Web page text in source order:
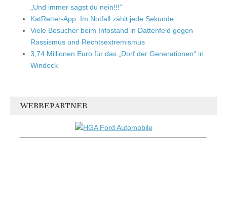
„Und immer sagst du nein!!!“
KatRetter-App: Im Notfall zählt jede Sekunde
Viele Besucher beim Infostand in Dattenfeld gegen
Rassismus und Rechtsextremismus
3,74 Millionen Euro für das „Dorf der Generationen“ in
Windeck
WERBEPARTNER